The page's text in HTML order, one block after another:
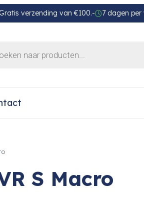
verzending van €100.- 7 dagen per
S Macro